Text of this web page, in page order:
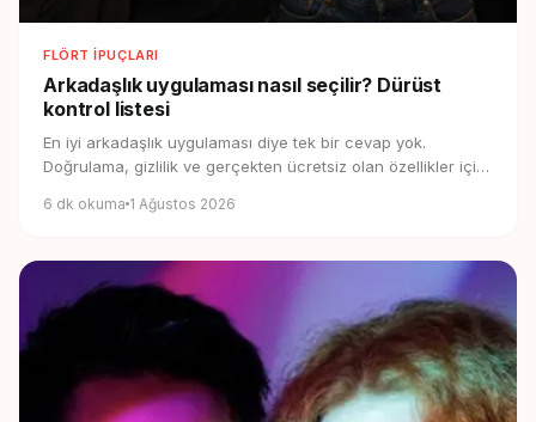
FLÖRT İPUÇLARI
Arkadaşlık uygulaması nasıl seçilir? Dürüst
kontrol listesi
En iyi arkadaşlık uygulaması diye tek bir cevap yok.
Doğrulama, gizlilik ve gerçekten ücretsiz olan özellikler için
6 dk okuma 1 Ağustos 2026